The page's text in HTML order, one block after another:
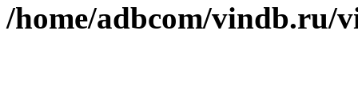
/home/adbcom/vindb.ru/